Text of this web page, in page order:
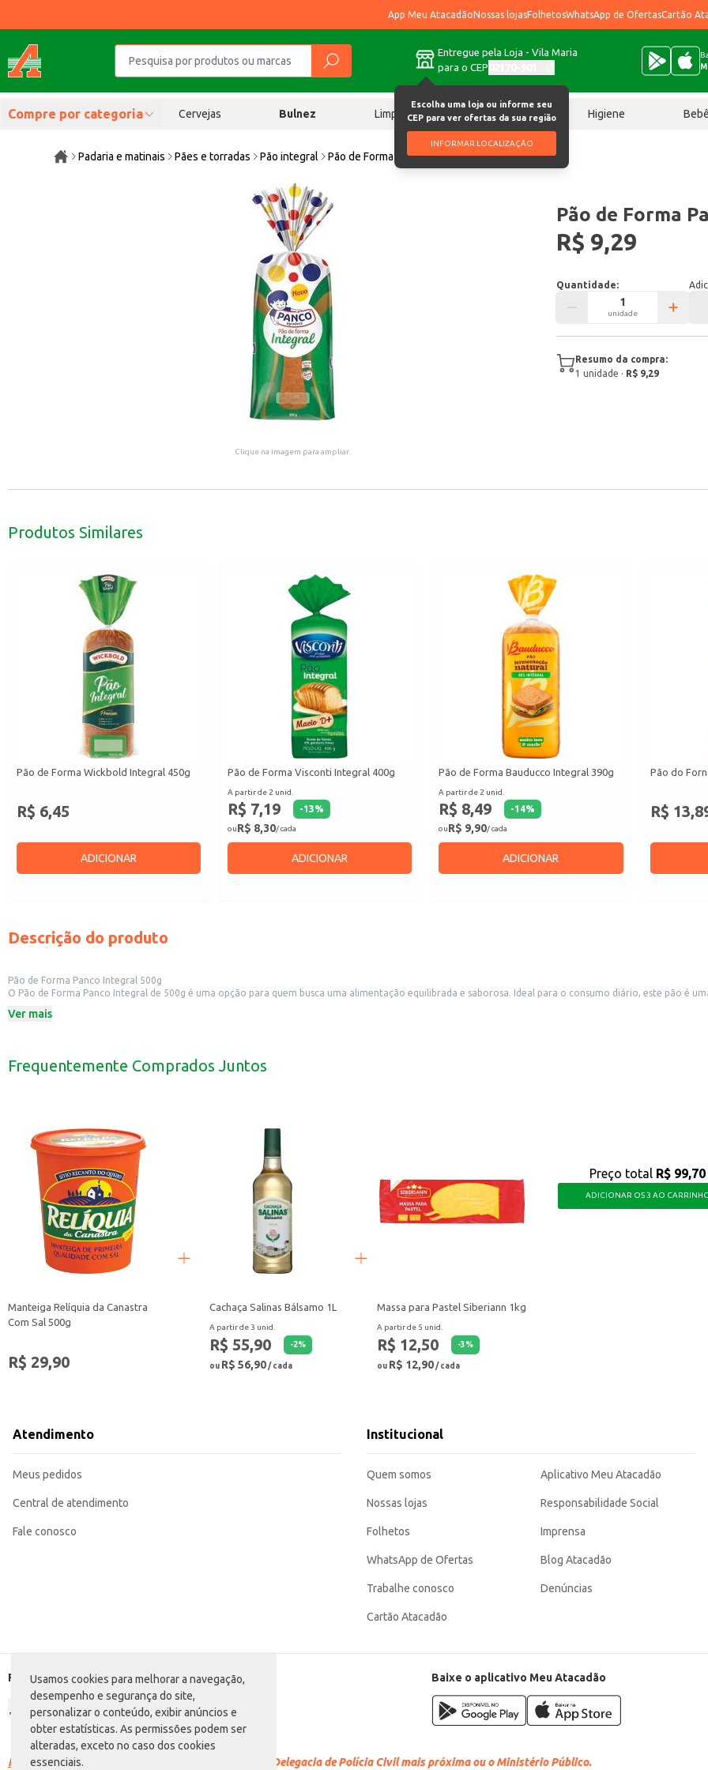
Usamos cookies para melhorar a navegação,
desempenho e segurança do site,
personalizar o conteúdo, exibir anúncios e
obter estatísticas. As permissões podem ser
alteradas, exceto no caso dos cookies
essenciais.
App Meu AtacadãoNossas lojasFolhetosWhatsApp de OfertasCartão
Entregue pela Loja - Vila Maria
para o CEP
Escolha uma loja ou informe seu
CEP para ver ofertas da sua região
INFORMAR LOCALIZAÇÃO
Compre por categoria Cervejas Bulnez Limpeza Chocolates Higiene
Padaria e matinais Pães e torradas Pão integral Pão de Forma Panco Integral 500g
Clique na imagem para ampliar.
Pão de Forma
R$ 9,29
Quantidade:
unidade
Resumo da compra:
1 unidade · R$ 9,29
Produtos Similares
Pão de Forma Wickbold Integral 450g
R$ 6,45
ADICIONAR
Pão de Forma Visconti Integral 400g
A partir de 2 unid.
R$ 7,19 -13%
ouR$ 8,30/ cada
ADICIONAR
Pão de Forma Bauducco Integral 390g
A partir de 2 unid.
R$ 8,49 -14%
ouR$ 9,90/ cada
ADICIONAR
Pão do
R$
Descrição do produto
Pão de Forma Panco Integral 500g
O Pão de Forma Panco Integral de 500g é uma opção para quem busca uma alimentação equilibrada e saborosa. Ideal para o consumo diário, este pão é
Perfeito para preparar sanduíches nutritivos para o café da manhã ou lanches.
O Pão de Forma Panco Integral 500g é uma escolha versátil e que pode agregar valor ao seu negócio ou à sua rotina, oferecendo uma opção saborosa e
Ver mais
Frequentemente Comprados Juntos
Manteiga Relíquia da Canastra
Com Sal 500g
R$ 29,90
Cachaça Salinas Bálsamo 1L
A partir de 3 unid.
R$ 55,90 -2%
ou R$ 56,90 / cada
Massa para Pastel Siberiann 1kg
A partir de 5 unid.
R$ 12,50 -3%
ou R$ 12,90/ cada
Preço total R$ 99,70
ADICIONAR OS 3 AO
Atendimento
Meus pedidos
Central de atendimento
Fale conosco
Institucional
Quem somos
Nossas lojas
Folhetos
WhatsApp de Ofertas
Trabalhe conosco
Cartão Atacadão
Aplicativo Meu Atacadão
Responsabilidade Social
Imprensa
Blog Atacadão
Denúncias
Formas de pagamento Baixe o aplicativo Meu Atacadão
Racismo é crime. Denuncie. Disque 100 ou procure a Delegacia de Polícia Civil mais próxima ou o Ministério Público.